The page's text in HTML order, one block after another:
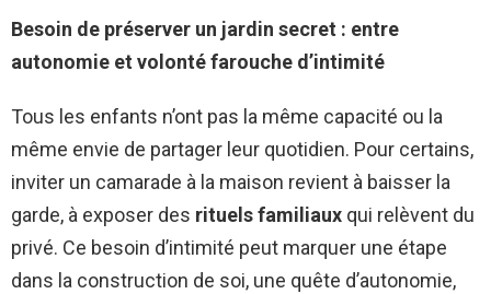
Besoin de préserver un jardin secret : entre
autonomie et volonté farouche d’intimité
Tous les enfants n’ont pas la même capacité ou la
même envie de partager leur quotidien. Pour certains,
inviter un camarade à la maison revient à baisser la
garde, à exposer des rituels familiaux qui relèvent du
privé. Ce besoin d’intimité peut marquer une étape
dans la construction de soi, une quête d’autonomie,